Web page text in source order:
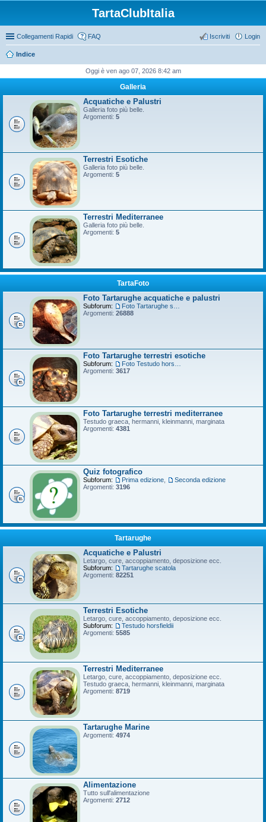
TartaClubItalia
Collegamenti Rapidi FAQ Login
Iscriviti
Indice
Oggi è ven ago 07, 2026 8:42 am
Galleria
Acquatiche e Palustri
Galleria foto più belle.
Argomenti: 5
Terrestri Esotiche
Galleria foto più belle.
Argomenti: 5
Terrestri Mediterranee
Galleria foto più belle.
Argomenti: 5
TartaFoto
Foto Tartarughe acquatiche e palustri
Subforum:
Argomenti: 26888
Foto Tartarughe terrestri esotiche
Subforum:
Argomenti: 3617
Foto Tartarughe terrestri mediterranee
Testudo graeca, hermanni, kleinmanni, marginata
Argomenti: 4381
Quiz fotografico
Subforum: Prima edizione
Seconda edizione
Argomenti: 3196
Tartarughe
Acquatiche e Palustri
Letargo, cure, accoppiamento, deposizione ecc.
Subforum:
Tartarughe scatola
Argomenti: 82251
Terrestri Esotiche
Letargo, cure, accoppiamento, deposizione ecc.
Subforum:
Testudo horsfieldii
Argomenti: 5585
Terrestri Mediterranee
Letargo, cure, accoppiamento, deposizione ecc.
Testudo graeca, hermanni, kleinmanni, marginata
Argomenti: 8719
Tartarughe Marine
Argomenti: 4974
Alimentazione
Tutto sull'alimentazione
Argomenti: 2712